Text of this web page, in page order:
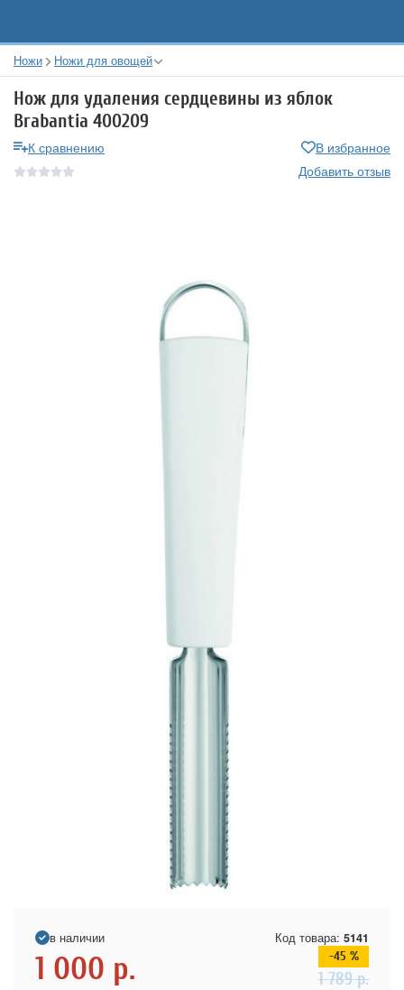
Ножи Ножи для овощей
Нож для удаления сердцевины из яблок
Brabantia 400209
К сравнению
В избранное
Добавить отзыв
в наличии Код товара: 5141
1 000 р. -45 %
1 789р.